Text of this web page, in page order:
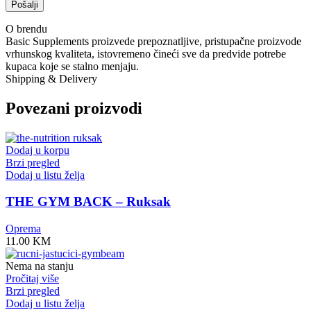
O brendu
Basic Supplements proizvede prepoznatljive, pristupačne proizvode
vrhunskog kvaliteta, istovremeno čineći sve da predvide potrebe
kupaca koje se stalno menjaju.
Shipping & Delivery
Povezani proizvodi
Dodaj u korpu
Brzi pregled
Dodaj u listu želja
THE GYM BACK – Ruksak
Oprema
11.00 KM
Nema na stanju
Pročitaj više
Brzi pregled
Dodaj u listu želja